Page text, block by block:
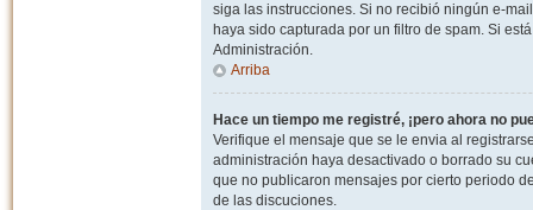
siga las instrucciones. Si no recibió ningún e-
haya sido capturada por un filtro de spam. Si
Administración.
Arriba
Hace un tiempo me registré, ¡pero ahora no
Verifique el mensaje que se le envia al
administración haya desactivado o borrado su
que no publicaron mensajes por cierto periodo
de las discuciones.